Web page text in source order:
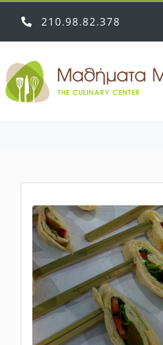
210 98 82 378